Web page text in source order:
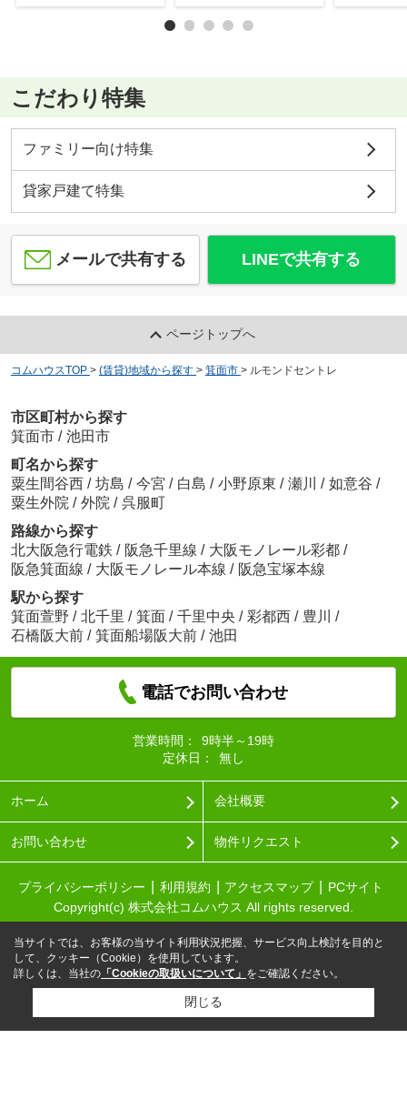
こだわり特集
ファミリー向け特集
貸家戸建て特集
メールで共有する LINEで共有する
ページトップへ
コムハウスTOP > (賃貸)地域から探す > 箕面市 > ルモンドセントレ
市区町村から探す
箕面市 / 池田市
町名から探す
粟生間谷西 / 坊島 / 今宮 / 白島 / 小野原東 / 瀬川 / 如意谷 /
粟生外院 / 外院 / 呉服町
路線から探す
北大阪急行電鉄 / 阪急千里線 / 大阪モノレール彩都 /
阪急箕面線 / 大阪モノレール本線 / 阪急宝塚本線
駅から探す
箕面萱野 / 北千里 / 箕面 / 千里中央 / 彩都西 / 豊川
/
石橋阪大前 / 箕面船場阪大前 / 池田
電話でお問い合わせ
営業時間：
9時半～19時
定休日：
無し
ホーム 会社概要
お問い合わせ 物件リクエスト
プライバシーポリシー 利用規約 アクセスマップ
PCサイト
Copyright(c) 株式会社コムハウス All rights reserved.
当サイトでは、お客様の当サイト利用状況把握、サービス向上検討を目的と
して、クッキー（Cookie）を使用しています。
詳しくは、当社の 「Cookieの取扱いについて」 をご確認ください。
閉じる